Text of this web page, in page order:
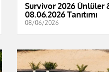
Survivor 2026 Ünlüler
08.06.2026 Tanıtımı
08/06/2026